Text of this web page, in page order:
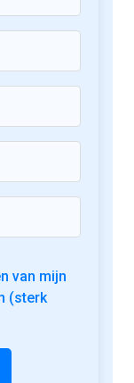
van mijn
(sterk